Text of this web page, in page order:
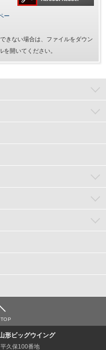
ー
きない場合は、ファイルをダウン
開いてください。
形ビッグウイング
久保100番地